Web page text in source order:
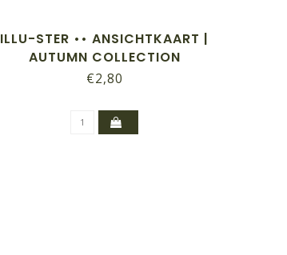
ILLU-STER •• ANSICHTKAART |
AUTUMN COLLECTION
€2,80